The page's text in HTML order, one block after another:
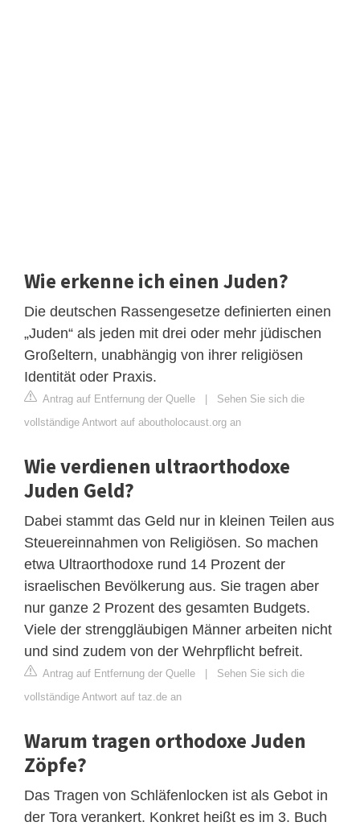
Wie erkenne ich einen Juden?
Die deutschen Rassengesetze definierten einen
„Juden“ als jeden mit drei oder mehr jüdischen
Großeltern, unabhängig von ihrer religiösen
Identität oder Praxis.
Antrag auf Entfernung der Quelle | Sehen Sie sich die
vollständige Antwort auf aboutholocaust.org an
Wie verdienen ultraorthodoxe
Juden Geld?
Dabei stammt das Geld nur in kleinen Teilen aus
Steuereinnahmen von Religiösen. So machen
etwa Ultraorthodoxe rund 14 Prozent der
israelischen Bevölkerung aus. Sie tragen aber
nur ganze 2 Prozent des gesamten Budgets.
Viele der strenggläubigen Männer arbeiten nicht
und sind zudem von der Wehrpflicht befreit.
Antrag auf Entfernung der Quelle | Sehen Sie sich die
vollständige Antwort auf taz.de an
Warum tragen orthodoxe Juden
Zöpfe?
Das Tragen von Schläfenlocken ist als Gebot in
der Tora verankert. Konkret heißt es im 3. Buch